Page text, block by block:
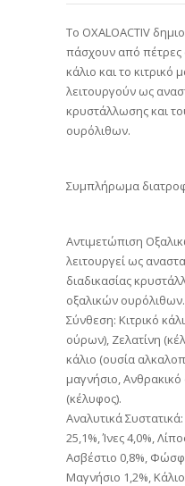
Το OXALOACTIV
πάσχουν από πέτρες
κάλιο και το κιτρικό
λειτουργούν ως
κρυστάλλωσης και
ουρόλιθων.
Συμπλήρωμα
Αντιµετώπιση
λειτουργεί ως
διαδικασίας
οξαλικών ουρόλιθων.
Σύνθεση: Κιτρικό
ούρων), Ζελατίνη
κάλιο (ουσία
µαγνήσιο,
(κέλυφος).
Αναλυτικά
25,1%, Ίνες 4,0%,
Ασβέστιο 0,8%,
Μαγνήσιο 1,2%,